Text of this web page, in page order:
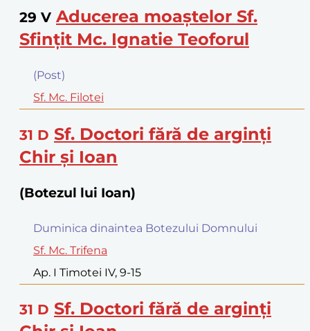
29 V Aducerea moaştelor Sf.
Sfinţit Mc. Ignatie Teoforul
(Post)
Sf. Mc. Filotei
31 D Sf. Doctori fără de arginţi
Chir şi Ioan
(Botezul lui Ioan)
Duminica dinaintea Botezului Domnului
Sf. Mc. Trifena
Ap. I Timotei IV, 9-15
31 D Sf. Doctori fără de arginţi